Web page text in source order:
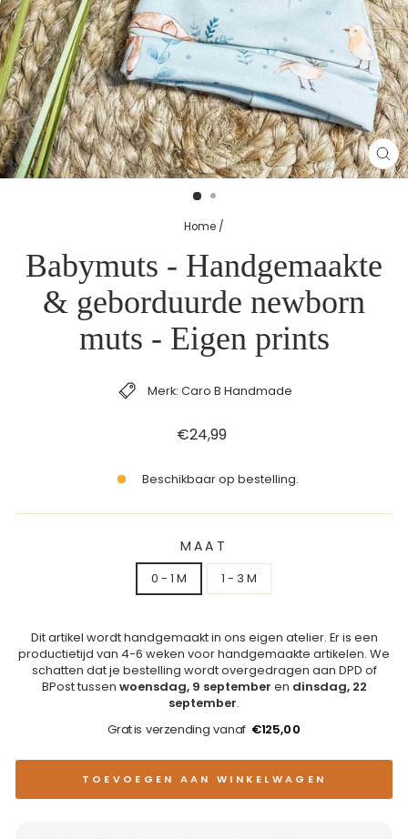
Home /
Babymuts - Handgemaakte
& geborduurde newborn
muts - Eigen prints
Merk: Caro B Handmade
Reguliere
€24,99
Beschikbaar op bestelling.
MAAT
0 - 1 M 1 - 3 M
Dit artikel wordt handgemaakt in ons eigen atelier. Er is een
productietijd van 4-6 weken voor handgemaakte artikelen. We
schatten dat je bestelling wordt overgedragen aan DPD of
BPost tussen woensdag, 9 september en dinsdag, 22
september.
Gratis verzending vanaf €125,00
TOEVOEGEN AAN WINKELWAGEN